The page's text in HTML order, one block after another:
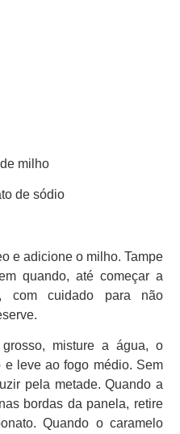
milho
de sódio
e adicione o milho. Tampe
quando, até começar a
com cuidado para não
misture a água, o
leve ao fogo médio. Sem
pela metade. Quando a
bordas da panela, retire
Quando o caramelo